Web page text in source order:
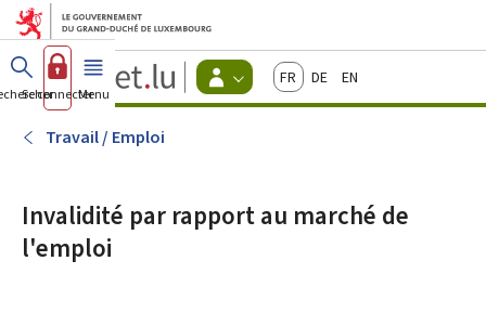
Aller au menu principal
Aller au contenu
Guichet.lu
Changer
d'espace
FrançaisDeutschEnglish
Se connecterMenu principal
Travail / Emploi
Invalidité par rapport au marché de
l'emploi